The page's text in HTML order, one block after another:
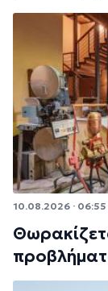
10.08.2026 · 06:55